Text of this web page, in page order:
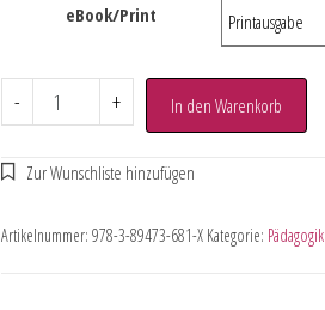
eBook/Print
- + In den Warenkorb
Artikelnummer: 978-3-89473-681-X Kategorie: Pädagogik